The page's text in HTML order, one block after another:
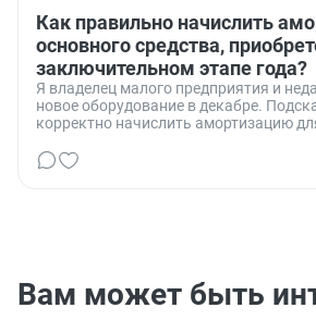
Как правильно начислить
основного средства,
заключительном этапе года?
Я владелец малого предприятия и
новое оборудование в декабре.
корректно начислить амортизацию
началась в самом конце года?
Вам может быть